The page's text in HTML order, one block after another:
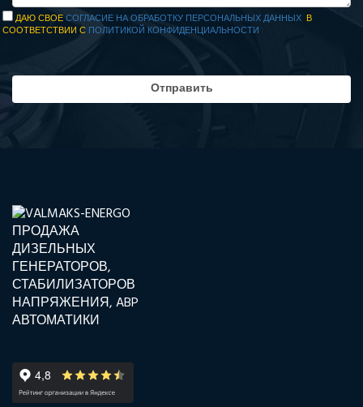
ДАЮ СВОЕСОГЛАСИЕ НА ОБРАБОТКУ ПЕРСОНАЛЬНЫХ ДАННЫХ В
СООТВЕТСТВИИ С ПОЛИТИКОЙ КОНФИДЕНЦИАЛЬНОСТИ